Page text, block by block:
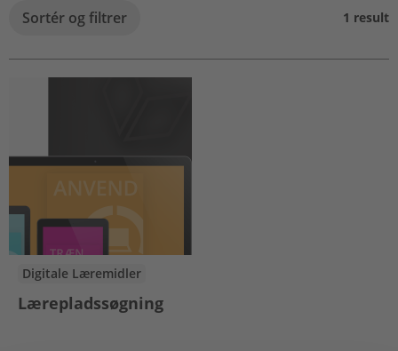
Sortér og filtrer 1 result
Digitale Læremidler
Lærepladssøgning